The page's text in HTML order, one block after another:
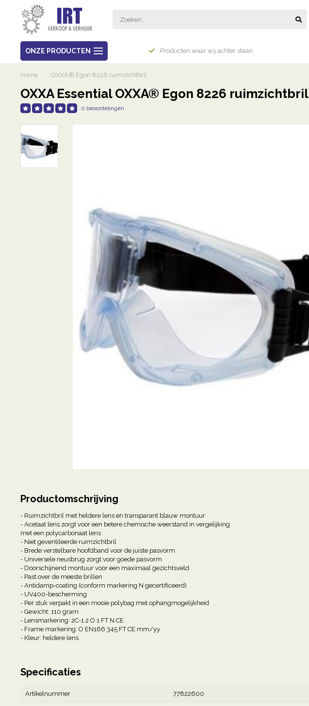
ONZE PRODUCTEN
Breed assortiment Producten waar wij achter staan
Home OXXA® Egon 8226 ruimzichtbril
OXXA Essential OXXA® Egon 8226 ruimzichtbril
0 beoordelingen
Productomschrijving
- Ruimzichtbril met heldere lens en transparant blauw montuur
- Acetaat lens zorgt voor een betere chemische weerstand in vergelijking
met een polycarbonaat lens
- Niet geventileerde ruimzichtbril
- Brede verstelbare hoofdband voor de juiste pasvorm
- Universele neusbrug zorgt voor goede pasvorm
- Doorschijnend montuur voor een maximaal gezichtsveld
- Past over de meeste brillen
- Antidamp-coating (conform markering N gecertificeerd)
- UV400-bescherming
- Per stuk verpakt in een mooie polybag met ophangmogelijkheid
- Gewicht: 110 gram
- Lensmarkering: 2C-1.2 O 1 FT N CE
- Frame markering: O EN166 345 FT CE mm/yy
- Kleur: heldere lens
Specificaties
Artikelnummer 77822600